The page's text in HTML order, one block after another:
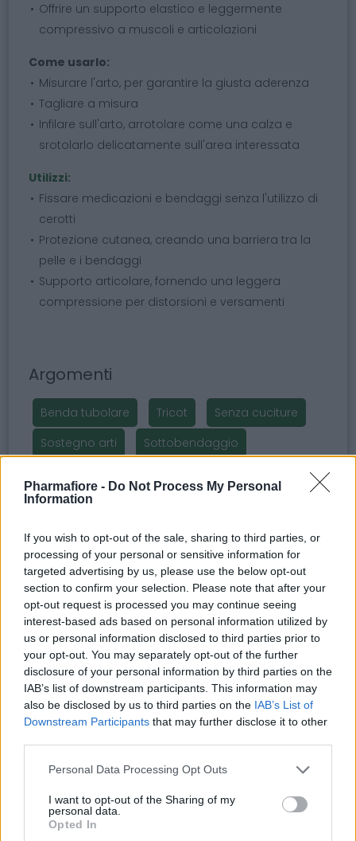
Pharmafiore - Do Not Process My Personal
Information
If you wish to opt-out of the sale, sharing to third parties, or
processing of your personal or sensitive information for
targeted advertising by us, please use the below opt-out
section to confirm your selection. Please note that after your
opt-out request is processed you may continue seeing
interest-based ads based on personal information utilized by
us or personal information disclosed to third parties prior to
your opt-out. You may separately opt-out of the further
disclosure of your personal information by third parties on the
IAB’s list of downstream participants. This information may
also be disclosed by us to third parties on the IAB’s List of
Downstream Participants that may further disclose it to other
Please note that this website/app uses one or more Google
not limited to your visit or usage behaviour. You may click to
grant or deny consent to Google and its third-party tags to
use your data for below specified purposes in below Google
Personal Data Processing Opt Outs
I want to opt-out of the Sharing of my
personal data.
Opted In
Offrire un supporto elastico e leggermente
compressivo a muscoli e articolazioni
Come usarlo:
Misurare l'arto, per garantire la giusta aderenza
Tagliare a misura
Infilare sull'arto, arrotolare come una calza e
srotolarlo delicatamente sull'area interessata
Utilizzi:
Fissare medicazioni e bendaggi senza l'utilizzo di
cerotti
Protezione cutanea, creando una barriera tra la
pelle e i bendaggi
Supporto articolare, fornendo una leggera
compressione per distorsioni e versamenti
Argomenti
Benda tubolare Tricot
Senza cuciture
Sostegno arti
Sottobendaggio
Potrebbero piacerti anche